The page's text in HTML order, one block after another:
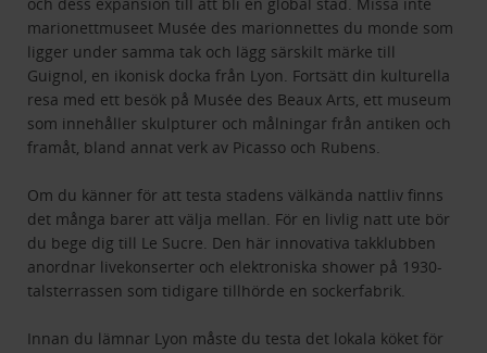
marionettmuseet Musée des marionnettes du monde som
ligger under samma tak och lägg särskilt märke till
Guignol, en ikonisk docka från Lyon. Fortsätt din kulturella
resa med ett besök på Musée des Beaux Arts, ett museum
som innehåller skulpturer och målningar från antiken och
framåt, bland annat verk av Picasso och Rubens.
Om du känner för att testa stadens välkända nattliv finns
det många barer att välja mellan. För en livlig natt ute bör
du bege dig till Le Sucre. Den här innovativa takklubben
anordnar livekonserter och elektroniska shower på 1930-
talsterrassen som tidigare tillhörde en sockerfabrik.
Innan du lämnar Lyon måste du testa det lokala köket för